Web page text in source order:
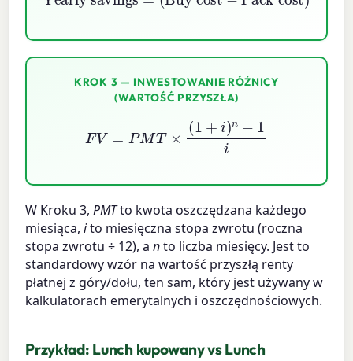
KROK 3 — INWESTOWANIE RÓŻNICY
(WARTOŚĆ PRZYSZŁA)
1+ n −1i
W Kroku 3,PMTto kwota oszczędzana każdego
miesiąca,ito miesięczna stopa zwrotu (roczna
stopa zwrotu ÷ 12), anto liczba miesięcy. Jest to
standardowy wzór na wartość przyszłą renty
płatnej z góry/dołu, ten sam, który jest używany w
kalkulatorach emerytalnych i oszczędnościowych.
Przykład: Lunch kupowany vs Lunch